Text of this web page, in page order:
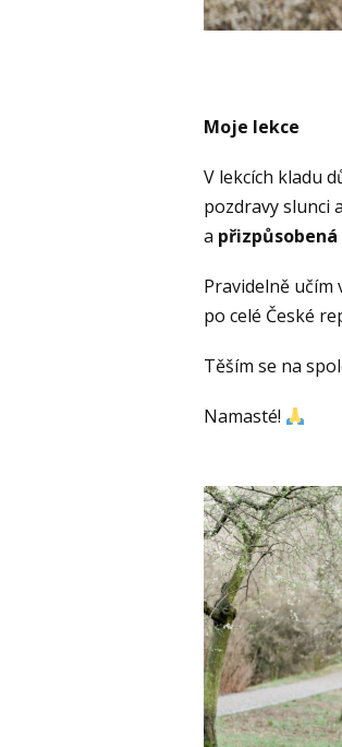
Moje lekce
V lekcích kladu
pozdravy slunci
a
Pravidelně učím
po celé České
Těším se na
Namasté!